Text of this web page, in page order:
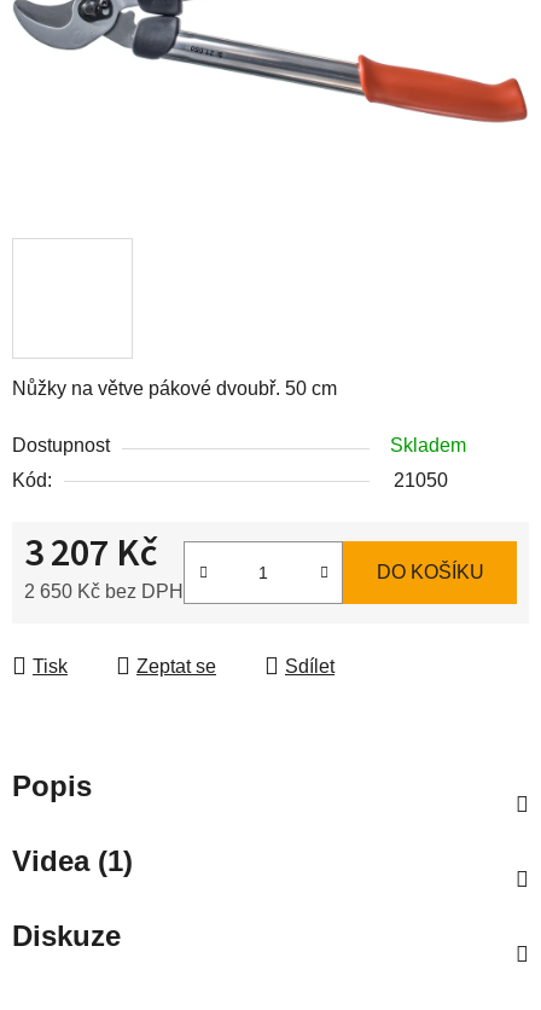
Nůžky na větve pákové dvoubř. 50 cm
Dostupnost
Skladem
Kód:
21050
3 207 Kč
2 650 Kč bez DPH
DO KOŠÍKU
Tisk Zeptat se Sdílet
Popis
Videa (1)
Diskuze